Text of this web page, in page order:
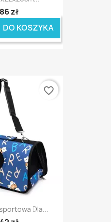
zł
DO KOSZYKA
Dla...
favorite_border